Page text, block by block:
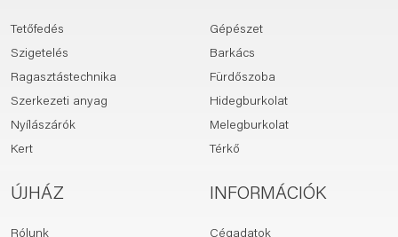
Tetőfedés
Szigetelés
Ragasztástechnika
Szerkezeti anyag
Nyílászárók
Kert
Gépészet
Barkács
Fürdőszoba
Hidegburkolat
Melegburkolat
Térkő
ÚJHÁZ
Rólunk
INFORMÁCIÓK
Cégadatok